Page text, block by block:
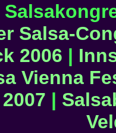
Salsa-
2006 |
Vienna
|